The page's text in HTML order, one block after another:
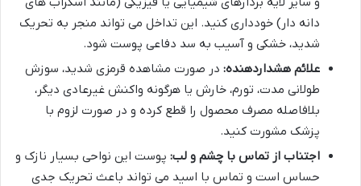
دانه دار) خودداری کنید. این تداخل می تواند منجر به تحریک
شدید، خشکی و آسیب به سد دفاعی پوست شود.
علائم هشداردهنده: در صورت مشاهده قرمزی شدید، سوزش
طولانی مدت، تورم، خارش یا هرگونه واکنش غیرعادی دیگر،
بلافاصله مصرف محصول را قطع کرده و در صورت لزوم با
پزشک مشورت کنید.
اجتناب از تماس با چشم و لب: پوست این نواحی بسیار نازک و
حساس است و تماس با اسید می تواند باعث تحریک جدی